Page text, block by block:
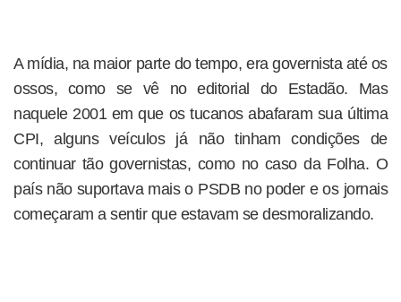
A mídia, na maior parte do tempo, era governista até os
ossos, como se vê no editorial do Estadão. Mas
naquele 2001 em que os tucanos abafaram sua última
CPI, alguns veículos já não tinham condições de
continuar tão governistas, como no caso da Folha. O
país não suportava mais o PSDB no poder e os jornais
começaram a sentir que estavam se desmoralizando.